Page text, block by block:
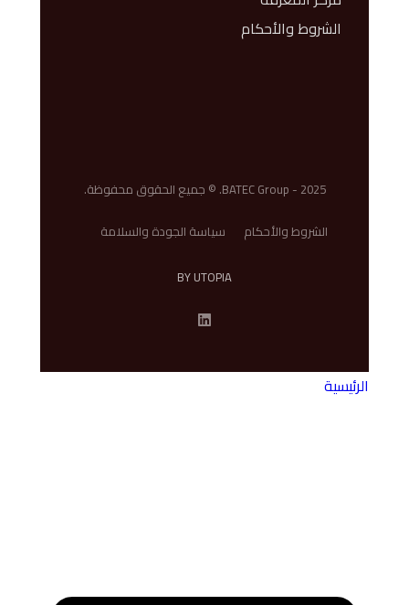
الشروط والأحكام
BATEC Group - 2025. © جميع الحقوق محفوظة.
الشروط والأحكام
سياسة الجودة والسلامة
BY UTOPIA
الرئيسية